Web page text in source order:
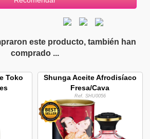
este producto, también han
comprado ...
Toko
Shunga Aceite Afrodisíaco
Fresa/Cava
Ref. SHU0056